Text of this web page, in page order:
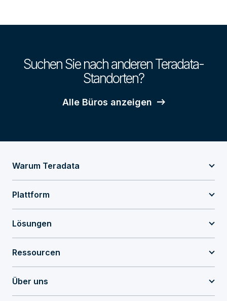
Suchen Sie nach anderen Teradata-
Standorten?
Alle Büros anzeigen
Warum Teradata
Plattform
Lösungen
Ressourcen
Über uns